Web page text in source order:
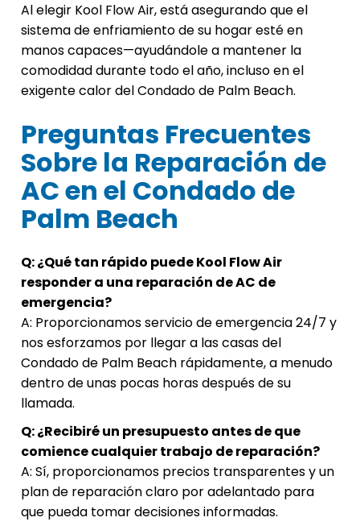
Al elegir Kool Flow Air, está asegurando que el
sistema de enfriamiento de su hogar esté en
manos capaces—ayudándole a mantener la
comodidad durante todo el año, incluso en el
exigente calor del Condado de Palm Beach.
Preguntas Frecuentes
Sobre la Reparación de
AC en el Condado de
Palm Beach
Q: ¿Qué tan rápido puede Kool Flow Air
responder a una reparación de AC de
emergencia?
A: Proporcionamos servicio de emergencia 24/7 y
nos esforzamos por llegar a las casas del
Condado de Palm Beach rápidamente, a menudo
dentro de unas pocas horas después de su
llamada.
Q: ¿Recibiré un presupuesto antes de que
comience cualquier trabajo de reparación?
A: Sí, proporcionamos precios transparentes y un
plan de reparación claro por adelantado para
que pueda tomar decisiones informadas.